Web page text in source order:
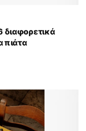
διαφορετικά
πιάτα